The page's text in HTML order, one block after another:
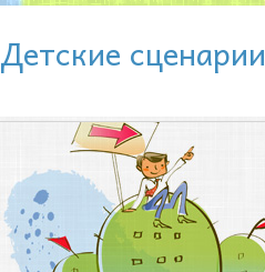
Детские сценарии